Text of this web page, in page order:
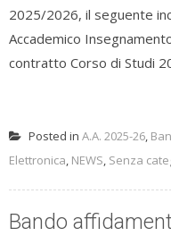
2025/2026, il seguente
Accademico
contratto Corso di Studi
Posted in A.A. 2025-26,
Elettronica, NEWS, Senza
Bando